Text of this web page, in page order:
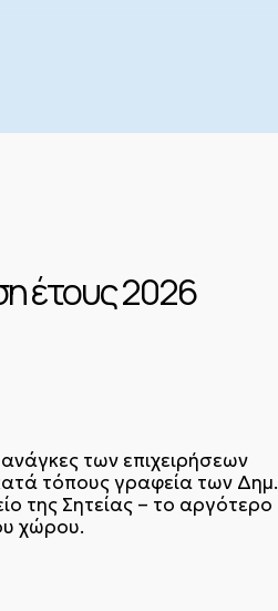
έτους 2026
των επιχειρήσεων
τόπους γραφεία των Δημ.
της Σητείας – το αργότερο
χώρου.